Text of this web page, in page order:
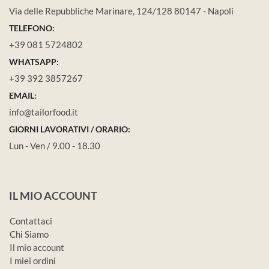
Via delle Repubbliche Marinare, 124/128 80147 - Napoli
TELEFONO:
+39 081 5724802
WHATSAPP:
+39 392 3857267
EMAIL:
info@tailorfood.it
GIORNI LAVORATIVI / ORARIO:
Lun - Ven / 9.00 - 18.30
IL MIO ACCOUNT
Contattaci
Chi Siamo
Il mio account
I miei ordini